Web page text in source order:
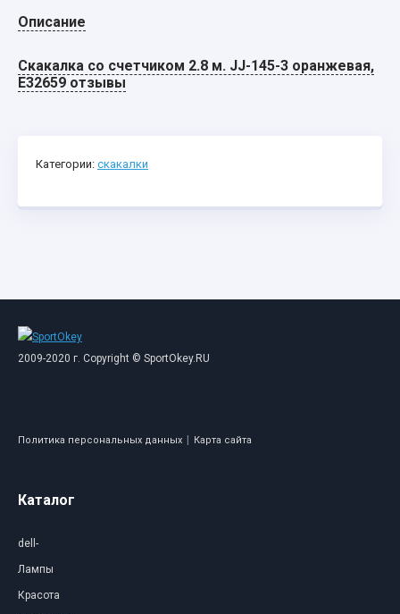
Описание
Скакалка со счетчиком 2.8 м. JJ-145-3 оранжевая,
E32659 отзывы
Категории: скакалки
2009-2020 г. Copyright © SportOkey.RU
Политика персональных данных Карта сайта
Каталог
dell-
Лампы
Красота